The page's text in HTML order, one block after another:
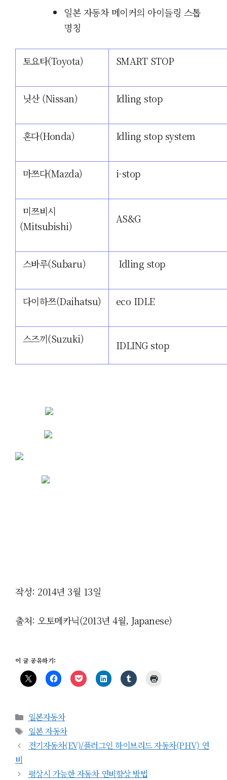
일본 자동차 메이커의 아이들링 스톱
명칭
토요타(Toyota) SMART STOP
닛산 (Nissan) Idling stop
혼다(Honda) Idling stop system
마쯔다(Mazda) i-stop
미쯔비시
(Mitsubishi)
AS&G
스바루(Subaru) Idling stop
다이하쯔(Daihatsu) eco IDLE
스즈끼(Suzuki) IDLING stop
작성: 2014년 3월 13일
출처: 오토메카닉(2013년 4월, Japanese)
이 글 공유하기:
카
테
고
리
일본자동차
태
그
일본 자동차
전기자동차(EV)/플러그인 하이브리드 자동차(PHV) 연
비
평상시 가능한 자동차 연비향상 방법